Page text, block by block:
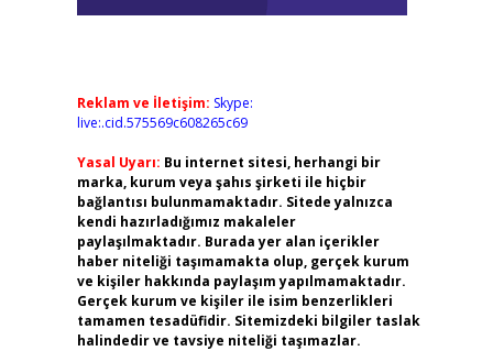
Reklam ve İletişim: Skype:
live:.cid.575569c608265c69
Yasal Uyarı: Bu internet sitesi, herhangi bir
marka, kurum veya şahıs şirketi ile hiçbir
bağlantısı bulunmamaktadır. Sitede yalnızca
kendi hazırladığımız makaleler
paylaşılmaktadır. Burada yer alan içerikler
haber niteliği taşımamakta olup, gerçek kurum
ve kişiler hakkında paylaşım yapılmamaktadır.
Gerçek kurum ve kişiler ile isim benzerlikleri
tamamen tesadüfidir. Sitemizdeki bilgiler taslak
halindedir ve tavsiye niteliği taşımazlar.